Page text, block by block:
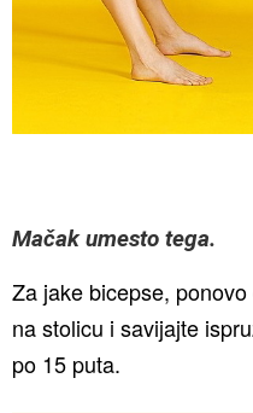
Mačak umesto tega.
Za jake bicepse,
na stolicu i savijajte
po 15 puta.